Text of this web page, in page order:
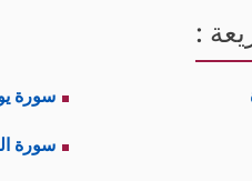
:
سورة
سورة